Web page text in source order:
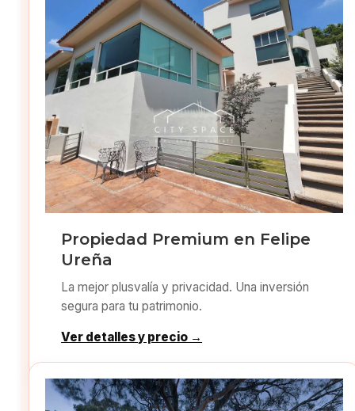
Propiedad Premium en Felipe
Ureña
La mejor plusvalía y privacidad. Una inversión
segura para tu patrimonio.
Ver detalles y precio →